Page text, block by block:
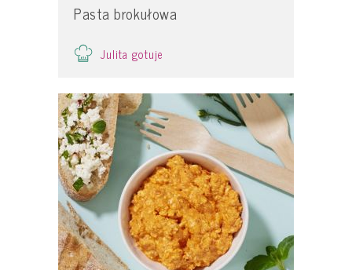
Pasta brokułowa
Julita gotuje